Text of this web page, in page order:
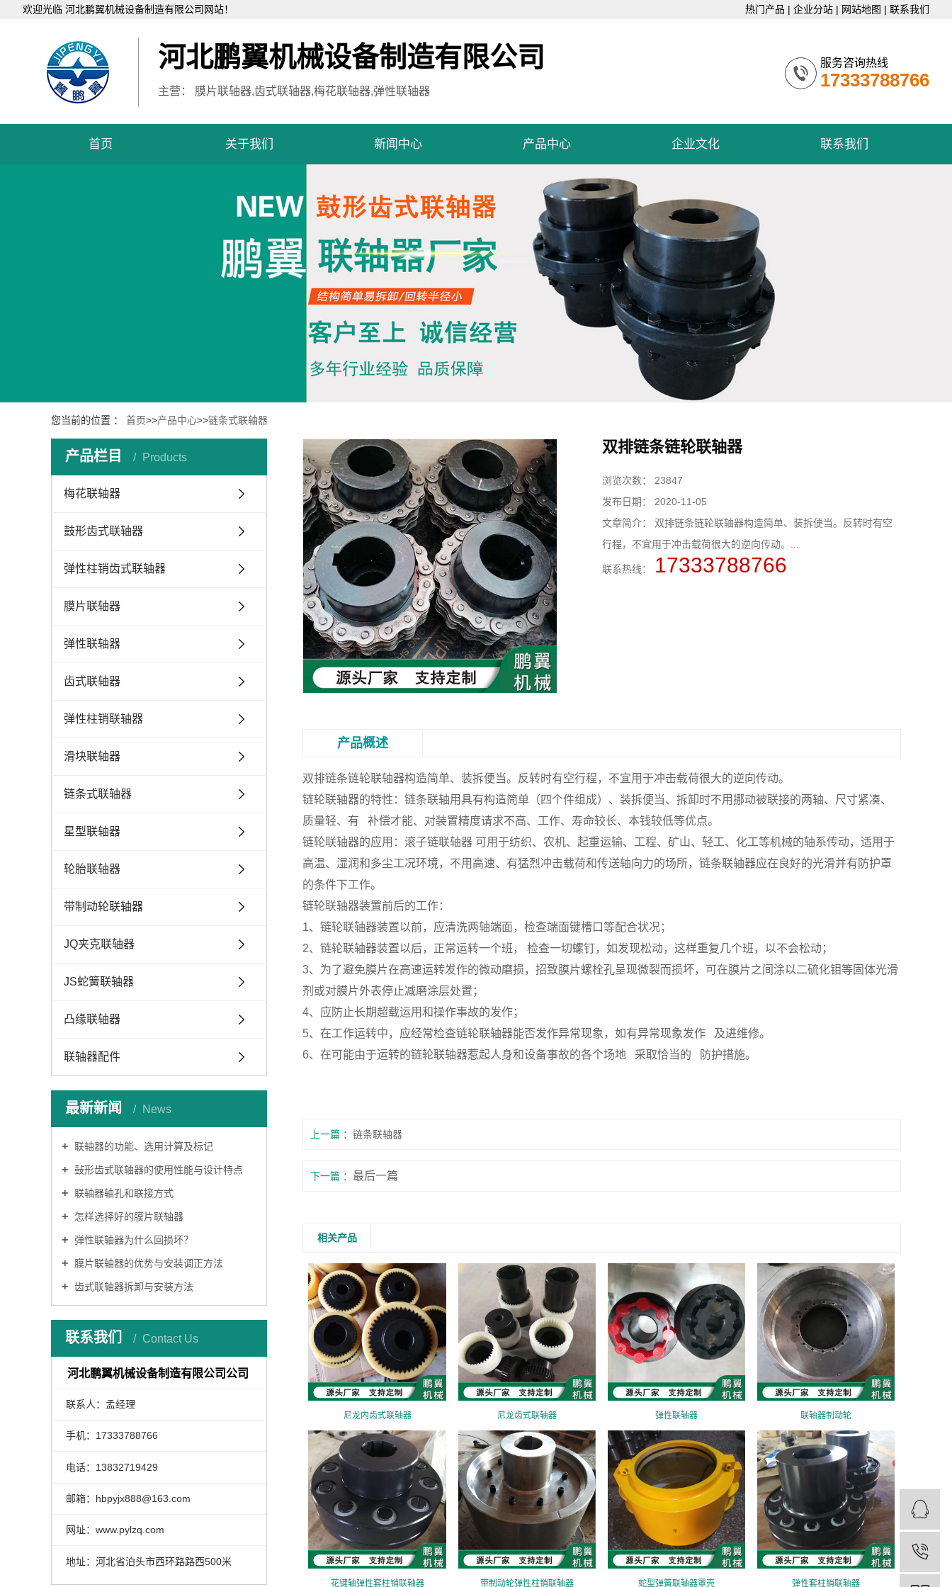
欢迎光临 河北鹏翼机械设备制造有限公司网站！ 热门产品 | 企业分站 | 网站地图 | 联系我们
河北鹏翼机械设备制造有限公司
主营： 膜片联轴器,齿式联轴器,梅花联轴器,弹性联轴器
服务咨询热线
17333788766
首页 关于我们 新闻中心 产品中心 企业文化 联系我们
您当前的位置 ： 首页>>产品中心>>链条式联轴器
产品栏目 Products
梅花联轴器
鼓形齿式联轴器
弹性柱销齿式联轴器
膜片联轴器
弹性联轴器
齿式联轴器
弹性柱销联轴器
滑块联轴器
链条式联轴器
星型联轴器
轮胎联轴器
带制动轮联轴器
JQ夹克联轴器
JS蛇簧联轴器
凸缘联轴器
联轴器配件
最新新闻 News
联轴器的功能、选用计算及标记
鼔形齿式联轴器的使用性能与设计特点
联轴器轴孔和联接方式
怎样选择好的膜片联轴器
弹性联轴器为什么回损坏？
膜片联轴器的优势与安装调正方法
齿式联轴器拆卸与安装方法
联系我们 Contact Us
河北鹏翼机械设备制造有限公司公司
联系人：孟经理
手机：17333788766
电话：13832719429
邮箱：hbpyjx888@163.com
网址：www.pylzq.com
地址：河北省泊头市西环路路西500米
双排链条链轮联轴器
浏览次数： 23847
发布日期： 2020-11-05
文章简介： 双排链条链轮联轴器构造简单、装拆便当。反转时有空
行程，不宜用于冲击载荷很大的逆向传动。...
联系热线： 17333788766
产品概述
双排链条链轮联轴器构造简单、装拆便当。反转时有空行程，不宜用于冲击载荷很大的逆向传动。
链轮联轴器的特性：链条联轴用具有构造简单（四个件组成）、装拆便当、拆卸时不用挪动被联接的两轴、尺寸紧凑、
质量轻、有 补偿才能、对装置精度请求不高、工作、寿命较长、本钱较低等优点。
链轮联轴器的应用：滚子链联轴器 可用于纺织、农机、起重运输、工程、矿山、轻工、化工等机械的轴系传动，适用于
高温、湿润和多尘工况环境，不用高速、有猛烈冲击载荷和传送轴向力的场所，链条联轴器应在良好的光滑并有防护罩
的条件下工作。
链轮联轴器装置前后的工作：
1、链轮联轴器装置以前，应清洗两轴端面，检查端面键槽口等配合状况；
2、链轮联轴器装置以后，正常运转一个班， 检查一切螺钉，如发现松动，这样重复几个班，以不会松动；
3、为了避免膜片在高速运转发作的微动磨损，招致膜片螺栓孔呈现微裂而损坏，可在膜片之间涂以二硫化钼等固体光滑
剂或对膜片外表停止减磨涂层处置；
4、应防止长期超载运用和操作事故的发作；
5、在工作运转中，应经常检查链轮联轴器能否发作异常现象，如有异常现象发作 及进维修。
6、在可能由于运转的链轮联轴器惹起人身和设备事故的各个场地 采取恰当的 防护措施。
上一篇 链条联轴器
下一篇 最后一篇
相关产品
尼龙内齿式联轴器 尼龙齿式联轴器 弹性联轴器 联轴器制动轮
花键轴弹性套柱销联轴器 带制动轮弹性柱销联轴器 蛇型弹簧联轴器罩壳 弹性套柱销联轴器